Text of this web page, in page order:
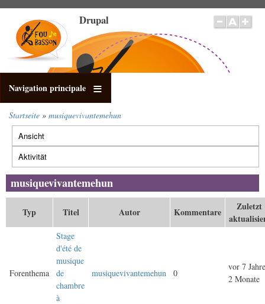
Inhalt
Drupal
Navigation principale
Pfadnavigation
Startseite musiquevivantemehun
Primäre
Reiter
Ansicht
Aktivität
Reiter)
musiquevivantemehun
Typ Titel Autor Kommentare
Zuletzt
Forenthema
Stage
d'été de
musique
de
chambre
à
musiquevivantemehun 0
vor 7 Jahre
2 Monate